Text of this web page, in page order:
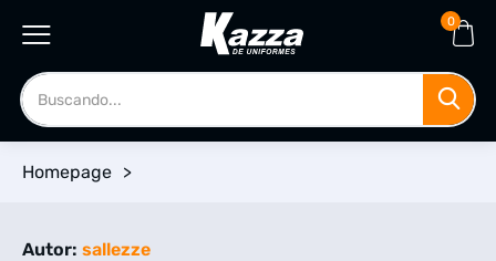
0
Homepage >
Autor: sallezze